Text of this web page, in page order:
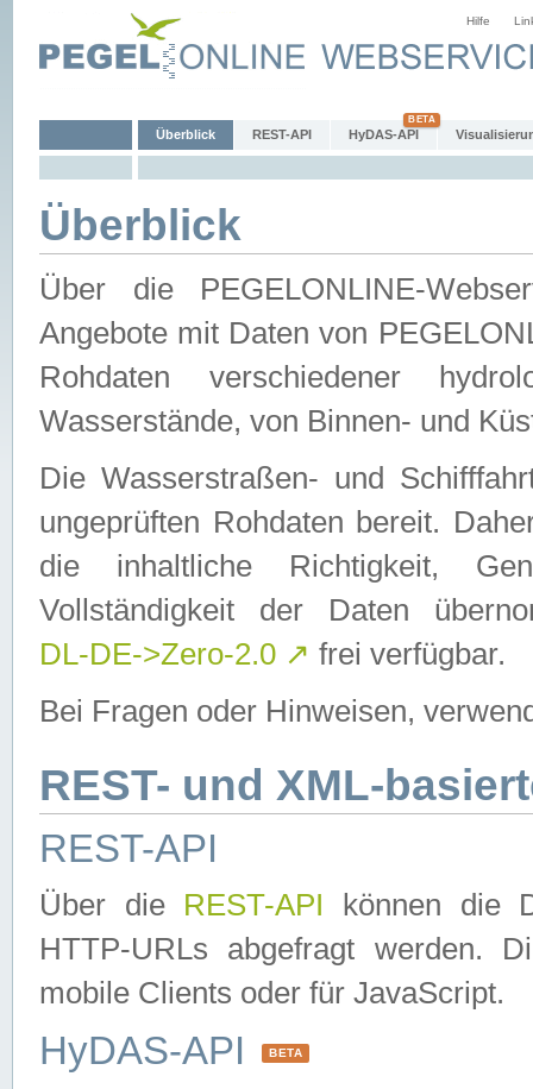
Hilfe
Überblick REST-API HyDAS-API
Überblick
Über die PEGELONLINE-
Angebote mit Daten von
Rohdaten verschiedener
Wasserstände, von Binnen- und
Die Wasserstraßen- und
ungeprüften Rohdaten bereit.
die inhaltliche Richtigkeit,
Vollständigkeit der Daten
DL-DE->Zero-2.0 ↗ frei verfügbar.
Bei Fragen oder Hinweisen,
REST- und XML-
REST-API
Über die REST-API können die
HTTP-URLs abgefragt werden.
mobile Clients oder für JavaScript.
HyDAS-API BETA